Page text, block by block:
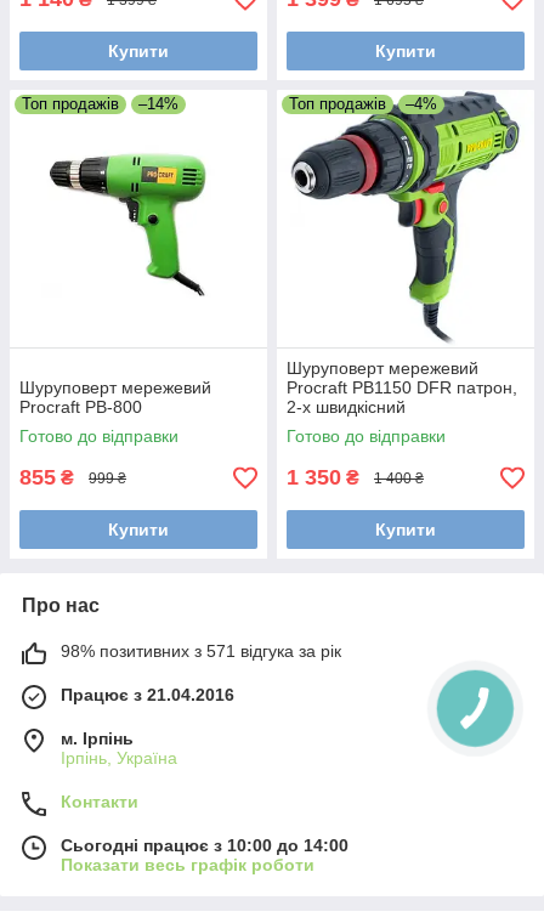
Купити Купити
Топ продажів –14%
Шуруповерт мережевий
Procraft РВ-800
Готово до відправки
855 ₴ 999 ₴
Купити
Топ продажів –4%
Шуруповерт мережевий
Procraft PB1150 DFR патрон,
2-х швидкісний
Готово до відправки
1 350 ₴ 1 400 ₴
Купити
Про нас
98% позитивних з 571 відгука за рік
Працює з 21.04.2016
м. Ірпінь
Ірпінь, Україна
Контакти
Сьогодні працює з 10:00 до 14:00
Показати весь графік роботи